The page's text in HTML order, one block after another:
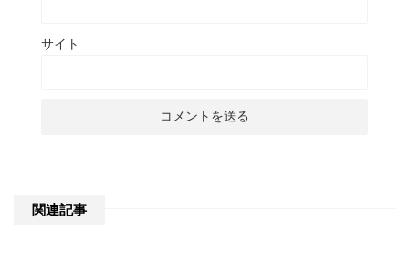
サイト
関連記事